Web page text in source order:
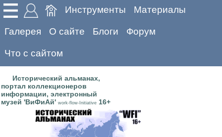
Инструменты Материалы
Галерея О сайте Блоги Форум
Что с сайтом
Исторический альманах,
портал коллекционеров
информации, электронный
музей 'ВиФиАй' work-flow-Initiative 16+